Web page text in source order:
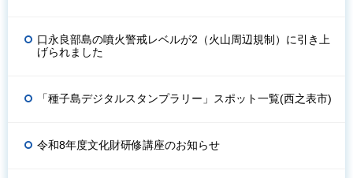
口永良部島の噴火警戒レベルが2（火山周辺規制）に引き上
げられました
「種子島デジタルスタンプラリー」スポット一覧(西之表市)
令和8年度文化財研修講座のお知らせ